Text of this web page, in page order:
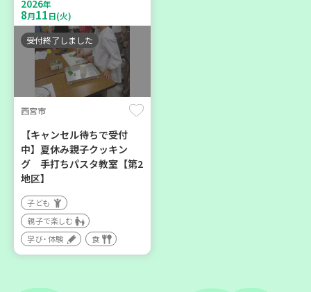
区】
子ども
親子で楽しむ
学び・体験
2026年
加古川市
コープ神吉 子育てひろば
子ども
2026年
8月11日(火)
受付終了しました
西宮市
【キャンセル待ちで受付
中】夏休み親子クッキン
グ 手打ちパスタ教室【第2
地区】
子ども
親子で楽しむ
学び・体験
食